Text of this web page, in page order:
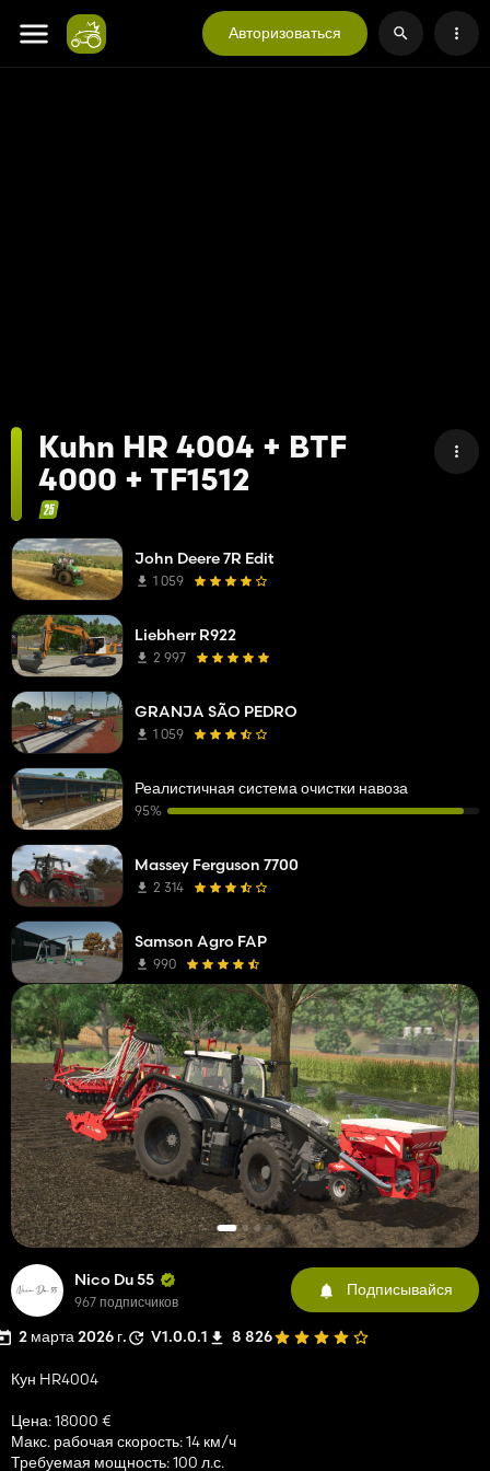
Авторизоваться
Kuhn HR 4004 + BTF
4000 + TF1512
Nico Du 55
967 подписчиков
Подписывайся
2 марта 2026 г. V1.0.0.1 8 826
Кун HR4004
Цена: 18000 €
Макс. рабочая скорость: 14 км/ч
Требуемая мощность: 100 л.с.
John Deere 7R Edit
1 059
Liebherr R922
2 997
GRANJA SÃO PEDRO
1 059
Реалистичная система очистки навоза
95%
Massey Ferguson 7700
2 314
Samson Agro FAP
990